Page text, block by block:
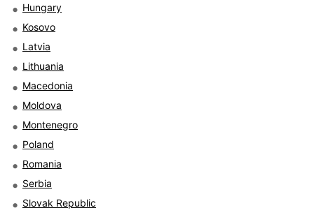
Hungary
Kosovo
Latvia
Lithuania
Macedonia
Moldova
Montenegro
Poland
Romania
Serbia
Slovak Republic